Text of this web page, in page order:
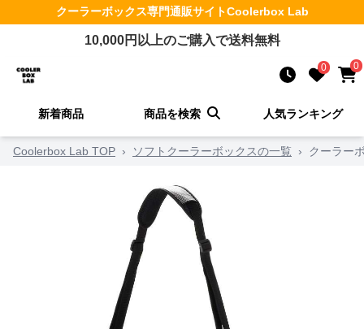
クーラーボックス専門通販サイトCoolerbox Lab
10,000円以上のご購入で送料無料
0 0
新着商品 商品を検索 人気ランキング
Coolerbox Lab TOP › ソフトクーラーボックスの一覧 › クーラー